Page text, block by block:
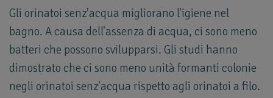
Gli orinatoi senz'acqua migliorano l'igiene nel
bagno. A causa dell'assenza di acqua, ci sono meno
batteri che possono svilupparsi. Gli studi hanno
dimostrato che ci sono meno unità formanti colonie
negli orinatoi senz'acqua rispetto agli orinatoi a filo.